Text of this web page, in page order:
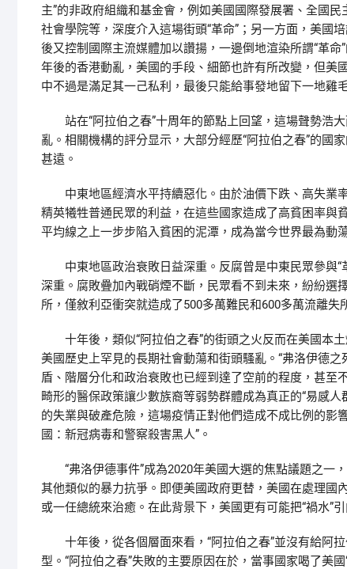
主”的非政府組織和基金會，例如美國國際發展署、全國
社會學院等，深度介入這場街頭“革命”；另一方面，美國
後又控制國際主流媒體加以讚揚，一邊倒地渲染所謂“革命
年後的香港動亂，美國的手段、細節也許有所改變，但美
中不過是滿足其一己私利，最後只能給事發地留下一地雞
站在“阿拉伯之春”十周年的節點上回望，這場聲勢浩
亂。相關機構的評分显示，大部分經歷“阿拉伯之春”的國
甚遠。
中東地區經濟水平持續惡化。由於油價下跌、高失業
精英犧牲普通民眾的利益，在這些國家造成了高貧困率與
平均線之上一步步陷入貧困的泥潭，成為當今世界最為動
中東地區政治衰敗日益深重。反腐曾是中東民眾參與“
深重。腐敗疊加內戰硝煙不斷，民眾看不到未來，紛紛選
所，僅敘利亞衝突就造成了500多萬難民和600多萬流離
十年後，類似“阿拉伯之春”的街頭之火反而在美國本土
美國歷史上罕見的長期社會動蕩和街頭騷亂。“弗洛伊德
盾、階層分化和政治衰敗也已經到達了空前的程度，甚
畸形的醫保政策讓少數族裔等弱勢群體成為真正的“易感
的失業與破產危險，這場疫情正對他們造成不成比例的影
國：新冠病毒和警察殺害黑人”。
“弗洛伊德事件”成為2020年美國大選的焦點議題之一
其他類似的暴力抗爭。即便美國政府更替，美國在處理國
或一任總統來治癒。在此背景下，美國更有可能把“禍水”
十年後，從各個層面來看，“阿拉伯之春”並沒有給阿拉
型。“阿拉伯之春”失敗的主要原因在於，當事國家喝了美